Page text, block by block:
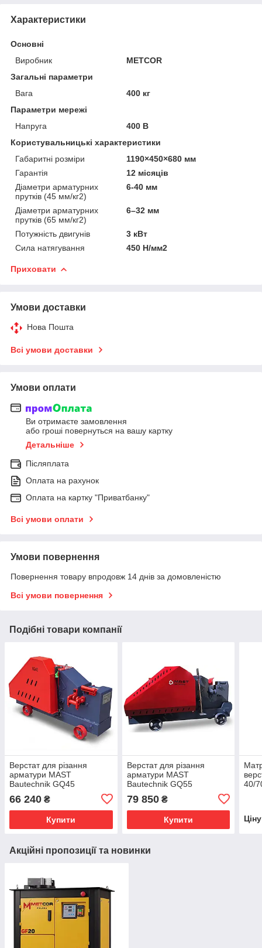
Характеристики
Основні
Виробник
METCOR
Загальні параметри
Вага
400 кг
Параметри мережі
Напруга
400 В
Користувальницькі характеристики
Габаритні розміри
1190×450×680 мм
Гарантія
12 місяців
Діаметри арматурних
прутків (45 мм/кг2)
6-40 мм
Діаметри арматурних
прутків (65 мм/кг2)
6–32 мм
Потужність двигунів
3 кВт
Сила натягування
450 Н/мм2
Приховати
Умови доставки
Нова Пошта
Всі умови доставки
Умови оплати
Ви отримаєте замовлення
або гроші повернуться на вашу картку
Детальніше
Післяплата
Оплата на рахунок
Оплата на картку "Приватбанку"
Всі умови оплати
Умови повернення
Повернення товару впродовж 14 днів за домовленістю
Всі умови повернення
Подібні товари компанії
Верстат для різання
арматури MAST
Bautechnik GQ45
66 240 ₴
Купити
Верстат для різання
арматури MAST
Bautechnik GQ55
79 850₴
Купити
40/
Акційні пропозиції та новинки